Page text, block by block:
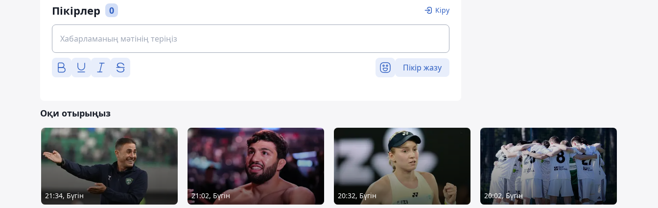
Пікірлер 0 Кіру
Пікір жазу
Оқи отырыңыз
21:34, Бүгін 21:02, Бүгін 20:32, Бүгін 20:02, Бүгін